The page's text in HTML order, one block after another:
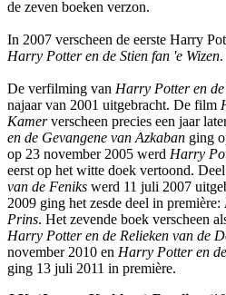
de zeven boeken verzon.
In 2007 verscheen de eerste Harry
Harry Potter en de Stien fan 'e Wizen.
De verfilming van Harry Potter en de
najaar van 2001 uitgebracht. De film
Kamerverscheen precies een jaar
en de Gevangene van Azkaban ging
op 23 november 2005 werd Harry
eerst op het witte doek vertoond.
van de Feniks werd 11 juli 2007
2009 ging het zesde deel in première:
Prins. Het zevende boek verscheen
Harry Potter en de Relieken van de
november 2010 en Harry Potter en
ging 13 juli 2011 in première.